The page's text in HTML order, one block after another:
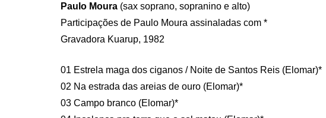
Paulo Moura (sax soprano, sopranino e alto)
Participações de Paulo Moura assinaladas com *
Gravadora Kuarup, 1982
01 Estrela maga dos ciganos / Noite de Santos Reis (Elomar)*
02 Na estrada das areias de ouro (Elomar)*
03 Campo branco (Elomar)*